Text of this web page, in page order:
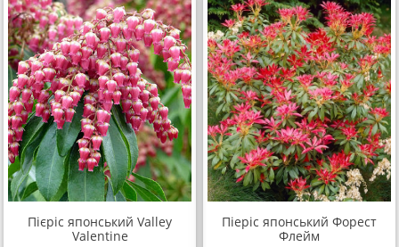
Пієріс японський Valley
Valentine
Піеріс японський Форест
Флейм